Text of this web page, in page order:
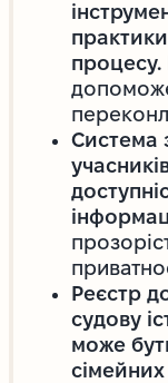
процесу.
Система
Реєстр
судову
може